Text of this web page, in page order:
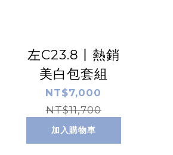
左C23.8丨熱銷
美白包套組
NT$7,000
NT$11,700
加入購物車